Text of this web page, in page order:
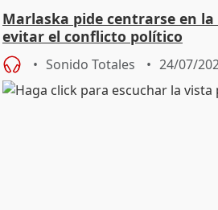
Marlaska pide centrarse en
evitar el conflicto político
Sonido Totales 24/07/